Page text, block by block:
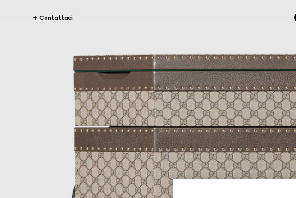
Contattaci